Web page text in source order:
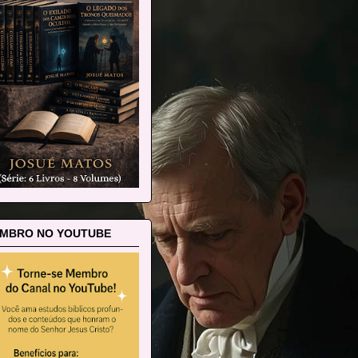
NO YOUTUBE